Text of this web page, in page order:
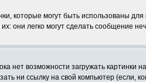
которые могут быть использованы
они легко могут сделать
нет возможности загружать
ни ссылку на свой компьютер (если,